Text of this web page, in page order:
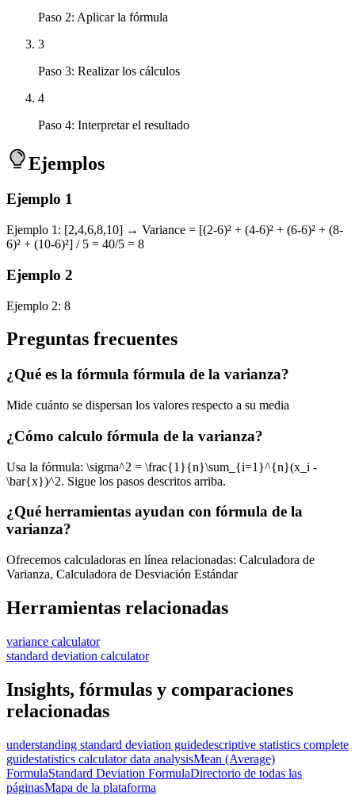
Paso 2: Aplicar la fórmula
3
Paso 3: Realizar los cálculos
4
Paso 4: Interpretar el resultado
Ejemplos
Ejemplo 1
Ejemplo 1: [2,4,6,8,10] → Variance = [(2-6)² + (4-6)² + (6-6)² + (8-
6)² + (10-6)²] / 5 = 40/5 = 8
Ejemplo 2
Ejemplo 2: 8
Preguntas frecuentes
¿Qué es la fórmula fórmula de la varianza?
Mide cuánto se dispersan los valores respecto a su media
¿Cómo calculo fórmula de la varianza?
Usa la fórmula: \sigma^2 = \frac{1}{n}\sum_{i=1}^{n}(x_i -
\bar{x})^2. Sigue los pasos descritos arriba.
¿Qué herramientas ayudan con fórmula de la
varianza?
Ofrecemos calculadoras en línea relacionadas: Calculadora de
Varianza, Calculadora de Desviación Estándar
Herramientas relacionadas
variance calculator
standard deviation calculator
Insights, fórmulas y comparaciones
relacionadas
understanding standard deviation guidedescriptive statistics complete
guidestatistics calculator data analysisMean (Average)
FormulaStandard Deviation FormulaDirectorio de todas las
páginasMapa de la plataforma